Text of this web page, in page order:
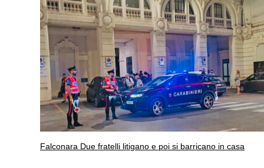
Falconara Due fratelli litigano e poi si barricano in casa